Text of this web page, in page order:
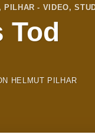
, PILHAR - VIDEO,
Tod
HELMUT PILHAR